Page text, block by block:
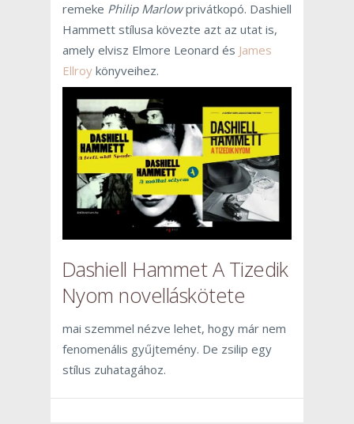
remeke Philip Marlowprivátkopó. Dashiell
Hammett stílusa kövezte azt az utat is,
amely elvisz Elmore Leonard és James
Ellroy könyveihez.
Dashiell Hammet A Tizedik
Nyom novelláskötete
mai szemmel nézve lehet, hogy már nem
fenomenális gyűjtemény. De zsilip egy
stílus zuhatagához.